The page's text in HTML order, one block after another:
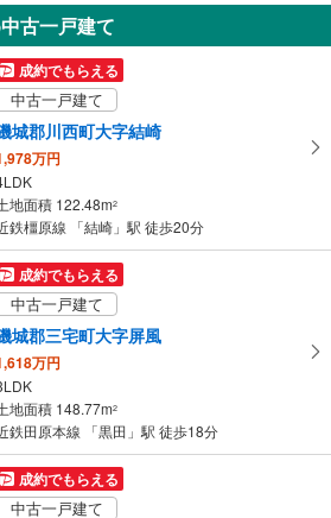
葛城郡広陵町大字萱野
万円
土地面積 181.44m
鉄田原本線 「箸尾」駅 徒歩3分
古一戸建て
成約でもらえる
中古一戸建て
城郡川西町大字結崎
万円
地面積 122.48m2
鉄橿原線 「結崎」駅 徒歩20分
成約でもらえる
中古一戸建て
城郡三宅町大字屏風
万円
地面積 148.77m2
鉄田原本線 「黒田」駅 徒歩18分
成約でもらえる
中古一戸建て